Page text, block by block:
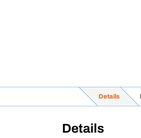
Details
Details